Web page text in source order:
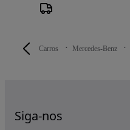
Carros Mercedes-Benz
Siga-nos